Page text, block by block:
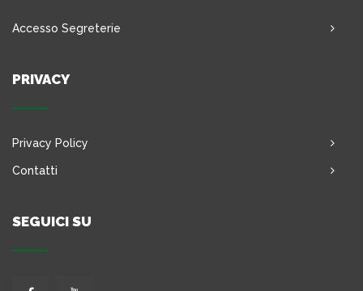
Accesso Segreterie
PRIVACY
Privacy Policy
Contatti
SEGUICI SU